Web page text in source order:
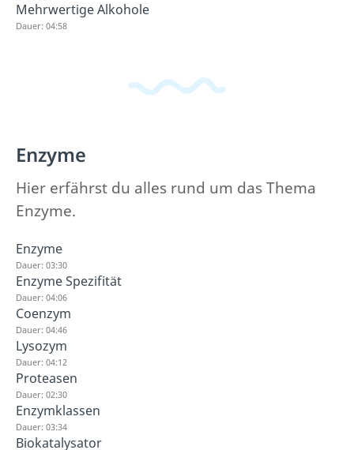
Mehrwertige Alkohole
Dauer: 04:58
Enzyme
Hier erfährst du alles rund um das Thema
Enzyme.
Enzyme
Dauer: 03:30
Enzyme Spezifität
Dauer: 04:06
Coenzym
Dauer: 04:46
Lysozym
Dauer: 04:12
Proteasen
Dauer: 02:30
Enzymklassen
Dauer: 03:34
Biokatalysator